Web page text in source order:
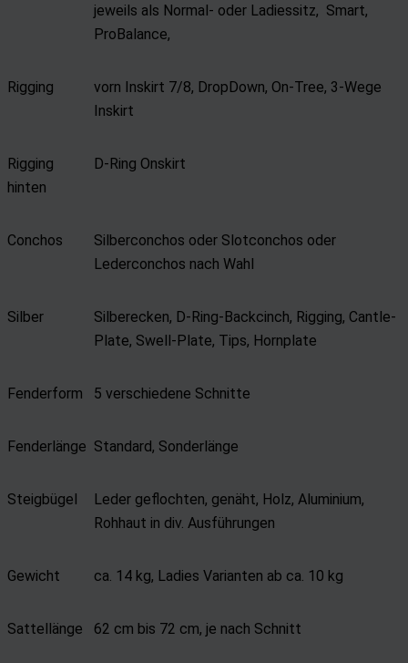
jeweils als Normal- oder Ladiessitz, Smart,
ProBalance,
Rigging
vorn Inskirt 7/8, DropDown, On-Tree, 3-Wege
Inskirt
Rigging
hinten
D-Ring Onskirt
Conchos
Silberconchos oder Slotconchos oder
Lederconchos nach Wahl
Silber
Silberecken, D-Ring-Backcinch, Rigging, Cantle-
Plate, Swell-Plate, Tips, Hornplate
Fenderform 5 verschiedene Schnitte
Fenderlänge Standard, Sonderlänge
Steigbügel
Leder geflochten, genäht, Holz, Aluminium,
Rohhaut in div. Ausführungen
Gewicht ca. 14 kg, Ladies Varianten ab ca. 10 kg
Sattellänge 62 cm bis 72 cm, je nach Schnitt